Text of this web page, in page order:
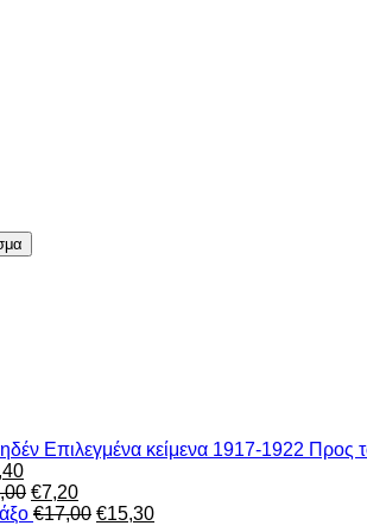
Eπιλεγμένα κείμενα 1917-1922 Προς
Η
τρέχουσα
τιμή
Original
price
€7,20Η
τρέχουσα
€17,00 Original
€15,30Η